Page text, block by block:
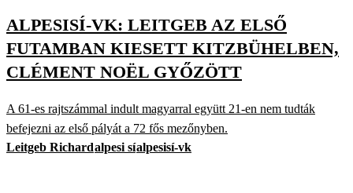
ALPESISÍ-VK: LEITGEB AZ ELSŐ
FUTAMBAN KIESETT KITZBÜHELBEN,
CLÉMENT NOËL GYŐZÖTT
A 61-es rajtszámmal indult magyarral együtt 21-en nem tudták
befejezni az első pályát a 72 fős mezőnyben.
Leitgeb Richardalpesi síalpesisí-vk